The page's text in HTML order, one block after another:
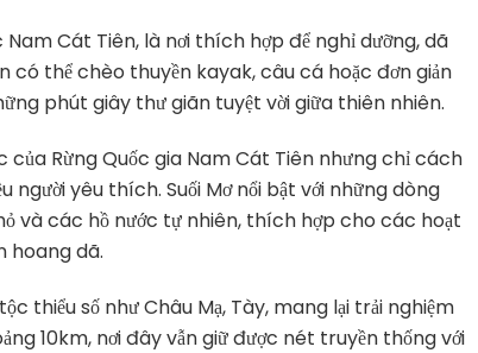
Cát Tiên, là nơi thích hợp để nghỉ dưỡng, dã
có thể chèo thuyền kayak, câu cá hoặc đơn giản
phút giây thư giãn tuyệt vời giữa thiên nhiên.
của Rừng Quốc gia Nam Cát Tiên nhưng chỉ cách
người yêu thích. Suối Mơ nổi bật với những dòng
và các hồ nước tự nhiên, thích hợp cho các hoạt
hoang dã.
thiểu số như Châu Mạ, Tày, mang lại trải nghiệm
10km, nơi đây vẫn giữ được nét truyền thống với